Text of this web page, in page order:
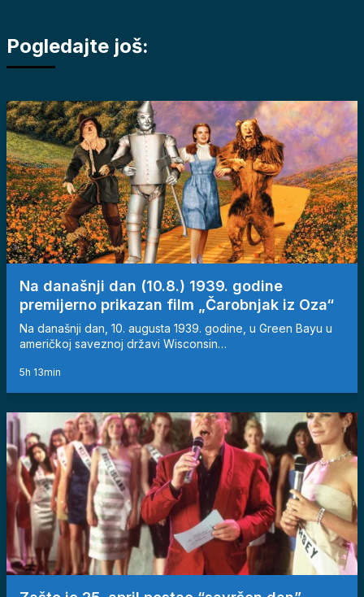
Pogledajte još:
Na današnji dan (10.8.) 1939. godine
premijerno prikazan film „Čarobnjak iz Oza“
Na današnji dan, 10. augusta 1939. godine, u Green Bayu u
američkoj saveznoj državi Wisconsin…
5h 13min